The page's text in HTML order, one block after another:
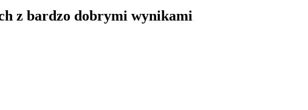
z bardzo dobrymi wynikami